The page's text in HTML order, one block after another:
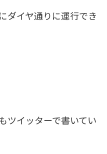
ダイヤ通りに運行でき
ツイッターで書いてい